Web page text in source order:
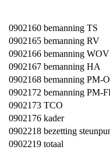
0902160 bemanning TS
0902165 bemanning RV
0902166 bemanning WOV
0902167 bemanning HA
0902168 bemanning PM-
0902172 bemanning PM-
0902173 TCO
0902176 kader
0902218 bezetting
0902219 totaal